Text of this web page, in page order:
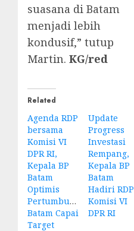
suasana di Batam
menjadi lebih
kondusif,” tutup
Martin. KG/red
Related
Agenda RDP
bersama
Komisi VI
DPR RI,
Kepala BP
Batam
Optimis
Pertumbuhan
Batam Capai
Target
Update
Progress
Investasi
Rempang,
Kepala BP
Batam
Hadiri RDP
Komisi VI
DPR RI